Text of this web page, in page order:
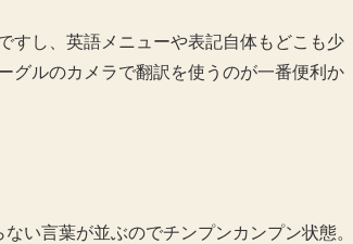
すし、英語メニューや表記自体もどこも少
グルのカメラで翻訳を使うのが一番便利か
い言葉が並ぶのでチンプンカンプン状態。